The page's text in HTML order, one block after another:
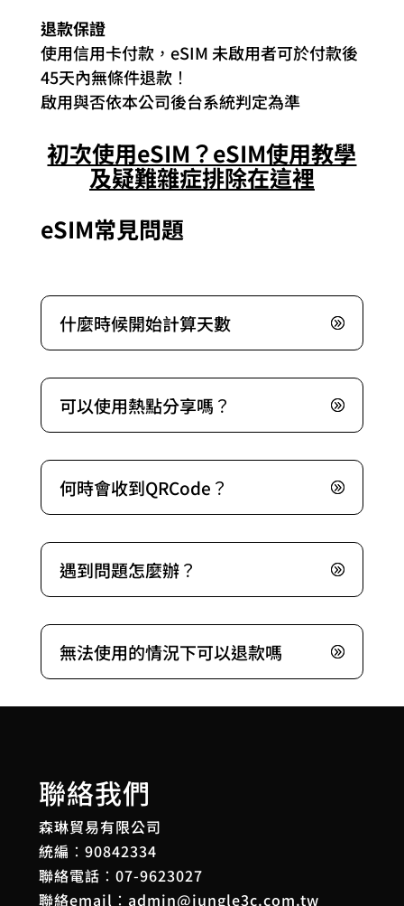
退款保證
使用信用卡付款，eSIM 未啟用者可於付款後
45天內無條件退款！
啟用與否依本公司後台系統判定為準
初次使用eSIM？eSIM使用教學
及疑難雜症排除在這裡
eSIM常見問題
什麼時候開始計算天數
可以使用熱點分享嗎？
何時會收到QRCode？
遇到問題怎麼辦？
無法使用的情況下可以退款嗎
聯絡我們
森琳貿易有限公司
統編：90842334
聯絡電話： 07-9623027
聯絡email： admin@jungle3c.com.tw